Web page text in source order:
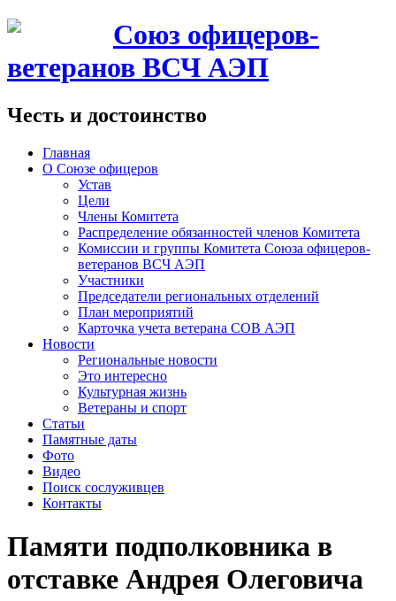
Союз офицеров-
ветеранов ВСЧ АЭП
Честь и достоинство
Главная
О Союзе офицеров
Устав
Цели
Члены Комитета
Распределение обязанностей членов Комитета
Комиссии и группы Комитета Союза офицеров-
ветеранов ВСЧ АЭП
Участники
Председатели региональных отделений
План мероприятий
Карточка учета ветерана CОВ АЭП
Новости
Региональные новости
Это интересно
Культурная жизнь
Ветераны и спорт
Статьи
Памятные даты
Фото
Видео
Поиск сослуживцев
Контакты
Памяти подполковника в
отставке Андрея Олеговича